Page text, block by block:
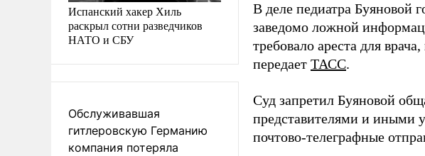
Испанский хакер Хиль
раскрыл сотни разведчиков
НАТО и СБУ
Обслуживавшая
гитлеровскую Германию
компания потеряла
В деле педиатра Буяновой
заведомо ложной
требовало ареста для
передает ТАСС.
Суд запретил Буяновой
представителями и иными
почтово-телеграфные